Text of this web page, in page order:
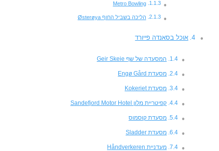
Metro Bowling
הליכה בשביל החוף Østerøya
אוכל בסאנדה פייורד
המסעדה של שף Geir Skeie
מסעדת Engø Gård
מסעדת Kokeriet
קפיטריית מלון Sandefjord Motor Hotel
מסעדת קוסמוס
מסעדת Sladder
מעדניית Håndverkeren